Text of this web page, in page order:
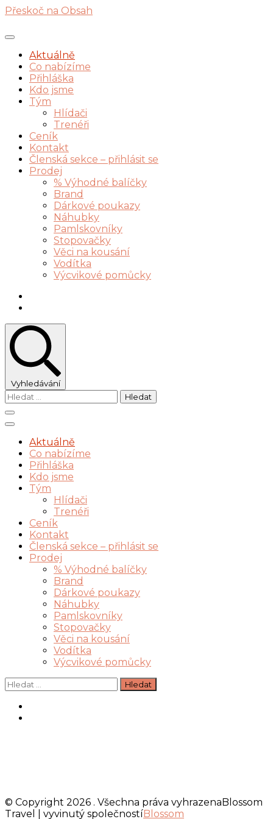
Přeskoč na Obsah
Aktuálně
Co nabízíme
Přihláška
Kdo jsme
Tým
Hlídači
Trenéři
Ceník
Kontakt
Členská sekce – přihlásit se
Prodej
% Výhodné balíčky
Brand
Dárkové poukazy
Náhubky
Pamlskovníky
Stopovačky
Věci na kousání
Vodítka
Výcvikové pomůcky
Vyhledávání
Vyhledávání
Aktuálně
Co nabízíme
Přihláška
Kdo jsme
Tým
Hlídači
Trenéři
Ceník
Kontakt
Členská sekce – přihlásit se
Prodej
% Výhodné balíčky
Brand
Dárkové poukazy
Náhubky
Pamlskovníky
Stopovačky
Věci na kousání
Vodítka
Výcvikové pomůcky
Vyhledávání
© Copyright 2026 . Všechna práva vyhrazenaBlossom
Travel | vyvinutý společnostíBlossom